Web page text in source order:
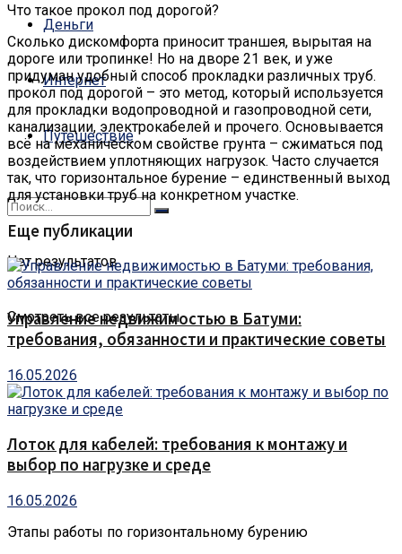
Деньги
Интернет
Путешествие
Нет результатов
Смотреть все результаты
Что такое прокол под дорогой?
Сколько дискомфорта приносит траншея, вырытая на
дороге или тропинке! Но на дворе 21 век, и уже
придуман удобный способ прокладки различных труб.
прокол под дорогой – это метод, который используется
для прокладки водопроводной и газопроводной сети,
канализации, электрокабелей и прочего. Основывается
всё на механическом свойстве грунта – сжиматься под
воздействием уплотняющих нагрузок. Часто случается
так, что горизонтальное бурение – единственный выход
для установки труб на конкретном участке.
Еще публикации
Управление недвижимостью в Батуми:
требования, обязанности и практические советы
16.05.2026
Лоток для кабелей: требования к монтажу и
выбор по нагрузке и среде
16.05.2026
Этапы работы по горизонтальному бурению